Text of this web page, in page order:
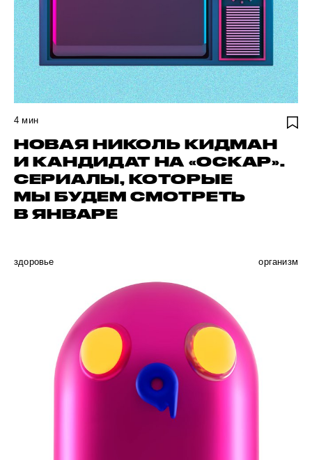
4 мин
НОВАЯ НИКОЛЬ КИДМАН
И КАНДИДАТ НА «ОСКАР».
СЕРИАЛЫ, КОТОРЫЕ
МЫ БУДЕМ СМОТРЕТЬ
В ЯНВАРЕ
здоровье организм